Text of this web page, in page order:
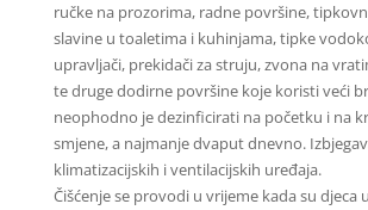
ručke na prozorima, radne površine,
slavine u toaletima i kuhinjama, tipke
upravljači, prekidači za struju, zvona na
te druge dodirne površine koje koristi veći
neophodno je dezinficirati na početku i na
smjene, a najmanje dvaput dnevno.
klimatizacijskih i ventilacijskih uređaja.
Čišćenje se provodi u vrijeme kada su djeca